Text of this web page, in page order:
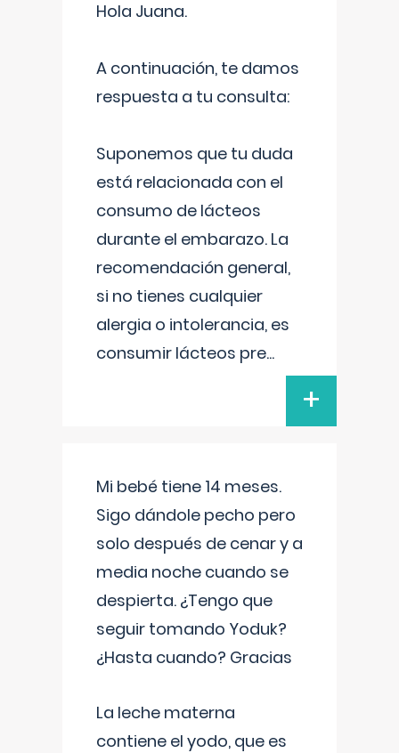
Hola Juana.
A continuación, te damos
respuesta a tu consulta:
Suponemos que tu duda
está relacionada con el
consumo de lácteos
durante el embarazo. La
recomendación general,
si no tienes cualquier
alergia o intolerancia, es
consumir lácteos pre...
+
Mi bebé tiene 14 meses.
Sigo dándole pecho pero
solo después de cenar y a
media noche cuando se
despierta. ¿Tengo que
seguir tomando Yoduk?
¿Hasta cuando? Gracias
La leche materna
contiene el yodo, que es